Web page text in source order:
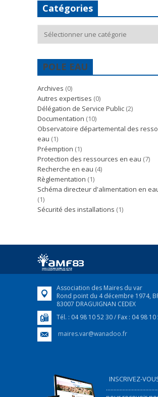
Catégories
POLE EAU
Archives (0)
Autres expertises (0)
Délégation de Service Public (2)
Documentation (10)
Observatoire départemental des
eau (1)
Préemption (1)
Protection des ressources en eau (7)
Recherche en eau (4)
Règlementation (1)
Schéma directeur d'alimentation en
(1)
Sécurité des installations (1)
Association des Maires du var
Rond point du 4 décembre 1974,
83007 DRAGUIGNAN CEDEX
Tél. : 04 98 10 52 30 / Fax : 04 98 10
maires.var@wanadoo.fr
INSCRIVEZ-